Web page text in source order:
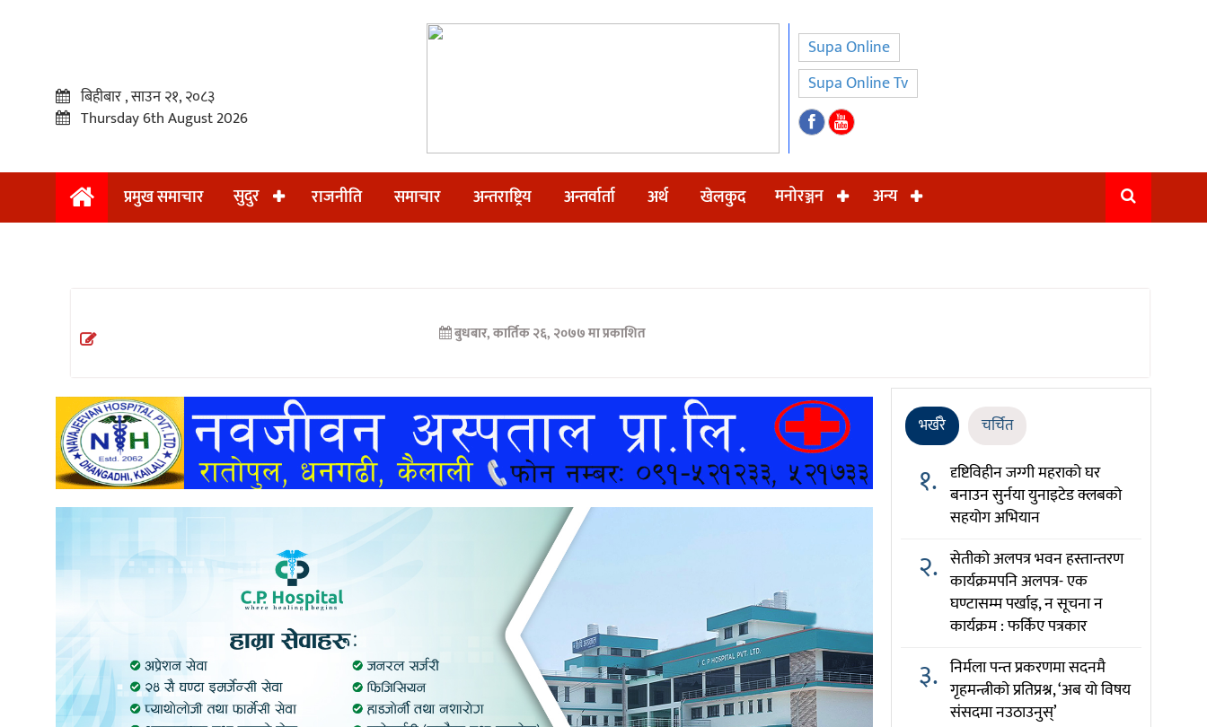
प्रमुख
अन्तराष्ट्रिय
अन्तर्वार्ता
खेलकुद
बिहीबार , साउन २१, २०८३
Thursday 6th August 2026
Supa Online
Supa Online Tv
प्रमुख समाचार सुदुर राजनीति समाचार अन्तराष्ट्रिय अन्तर्वार्ता अर्थ खेलकुद मनोरञ्जन अन्य
बुधबार, कार्तिक २६, २०७७ मा प्रकाशित
भर्खरै चर्चित
१. दृष्टिविहीन जग्गी महराको घर
बनाउन सुर्नया युनाइटेड क्लबको
सहयोग अभियान
२. सेतीको अलपत्र भवन हस्तान्तरण
कार्यक्रमपनि अलपत्र- एक
घण्टासम्म पर्खाइ, न सूचना न
कार्यक्रम : फर्किए पत्रकार
३. निर्मला पन्त प्रकरणमा सदनमै
गृहमन्त्रीको प्रतिप्रश्न, ‘अब यो विषय
संसदमा नउठाउनुस्’